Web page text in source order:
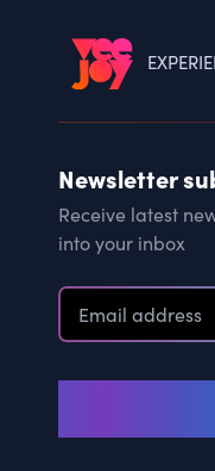
Newsletter
Receive latest
into your inbox